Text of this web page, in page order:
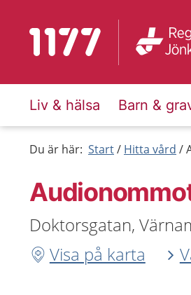
Till startsidan för 1177
Liv & hälsa Barn &
Du är här: Start Hitta vård
Doktorsgatan,
Visa på karta